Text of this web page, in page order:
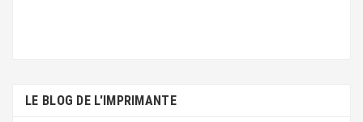
LE BLOG DE L'IMPRIMANTE